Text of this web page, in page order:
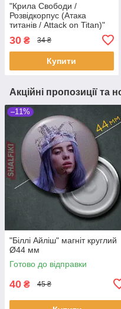
"Крила Свободи /
Розвідкорпус (Атака
титанів / Attack on Titan)"
значок круглий на булавці
Ø32 мм
30 ₴ 34 ₴
Купити
Акційні пропозиції та
–11%
"Біллі Айліш" магніт круглий
Ø44 мм
Готово до відправки
40 ₴ 45 ₴